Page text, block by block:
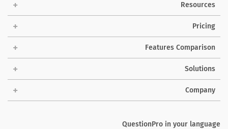
Resources
Pricing
Features Comparison
Solutions
Company
QuestionPro in your language